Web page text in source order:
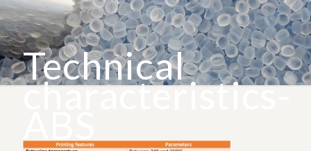
Technical
characteristics-